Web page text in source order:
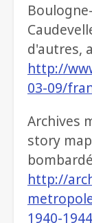
d'autres,
http://
03-09/
Archives
story
http://
1940-